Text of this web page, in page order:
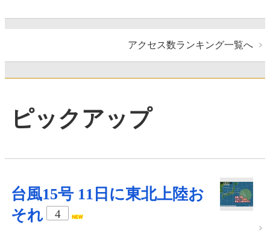
アクセス数ランキング一覧へ
ピックアップ
台風15号 11日に東北上陸お
それ
4